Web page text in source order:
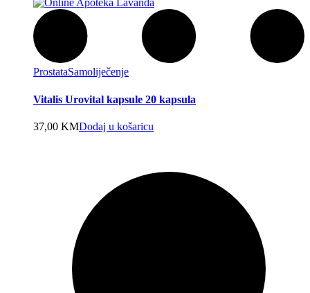
ProstataSamoliječenje
Vitalis Urovital kapsule 20 kapsula
37,00 KMDodaj u košaricu